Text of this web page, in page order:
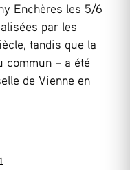
Enchères les 5/6
par les
tandis que la
commun – a été
de Vienne en